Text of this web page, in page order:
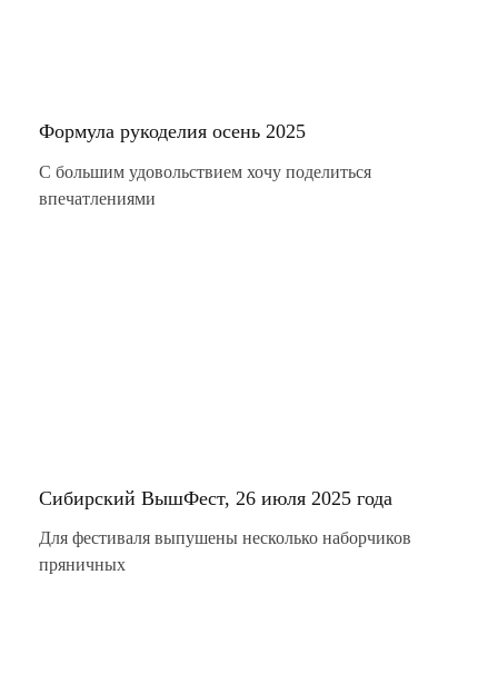
Формула рукоделия осень 2025
С большим удовольствием хочу поделиться
впечатлениями
Сибирский ВышФест, 26 июля 2025 года
Для фестиваля выпушены несколько наборчиков
пряничных